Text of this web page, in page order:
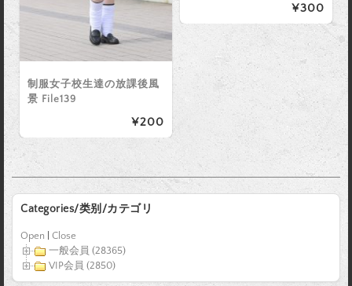
制服女子校生達の放課後風
景 File139
¥200
¥300
Categories/类别/カテゴリ
Open
Close
一般会員 (28365)
VIP会員 (2850)